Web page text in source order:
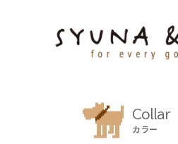
Collar
カラー